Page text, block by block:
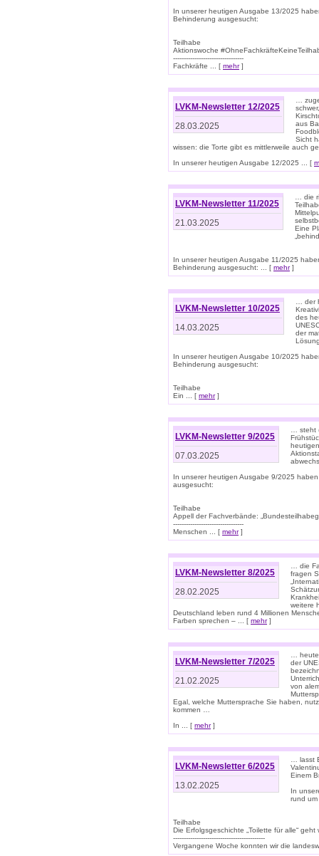
In unserer heutigen Ausgabe 13/2025
Behinderung ausgesucht:
Teilhabe
Aktionswoche
---------------------------------
Fachkräfte ... [ mehr]
LVKM-Newsletter 12/2025
28.03.2025
…
aus
Sicht
wissen: die Torte gibt es mittlerweile auch
In unserer heutigen Ausgabe 12/2025 ... [
LVKM-Newsletter 11/2025
21.03.2025
… die
Eine
In unserer heutigen Ausgabe 11/2025
Behinderung ausgesucht: ... [ mehr]
LVKM-Newsletter 10/2025
14.03.2025
… der
des
der
In unserer heutigen Ausgabe 10/2025
Behinderung ausgesucht:
Teilhabe
Ein ... [ mehr]
LVKM-Newsletter 9/2025
07.03.2025
… steht
In unserer heutigen Ausgabe 9/2025
ausgesucht:
Teilhabe
Appell der Fachverbände:
---------------------------------
Menschen ... [ mehr]
LVKM-Newsletter 8/2025
28.02.2025
… die
fragen
weitere
Deutschland leben rund 4 Millionen
Farben sprechen – ... [ mehr]
LVKM-Newsletter 7/2025
21.02.2025
…
der
von
Egal, welche Muttersprache Sie haben,
kommen …
In ... [ mehr]
LVKM-Newsletter 6/2025
13.02.2025
… lasst
Einem
In
rund
Teilhabe
Die Erfolgsgeschichte „Toilette für alle“
-------------------------------------------
Vergangene Woche konnten wir die